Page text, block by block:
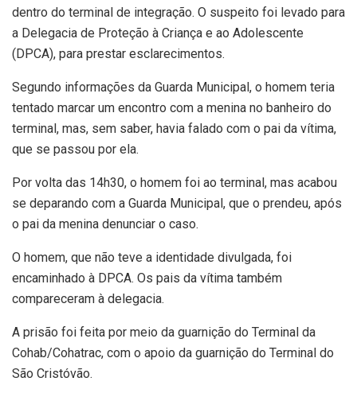
dentro do terminal de integração. O suspeito foi levado para
a Delegacia de Proteção à Criança e ao Adolescente
(DPCA), para prestar esclarecimentos.
Segundo informações da Guarda Municipal, o homem teria
tentado marcar um encontro com a menina no banheiro do
terminal, mas, sem saber, havia falado com o pai da vítima,
que se passou por ela.
Por volta das 14h30, o homem foi ao terminal, mas acabou
se deparando com a Guarda Municipal, que o prendeu, após
o pai da menina denunciar o caso.
O homem, que não teve a identidade divulgada, foi
encaminhado à DPCA. Os pais da vítima também
compareceram à delegacia.
A prisão foi feita por meio da guarnição do Terminal da
Cohab/Cohatrac, com o apoio da guarnição do Terminal do
São Cristóvão.